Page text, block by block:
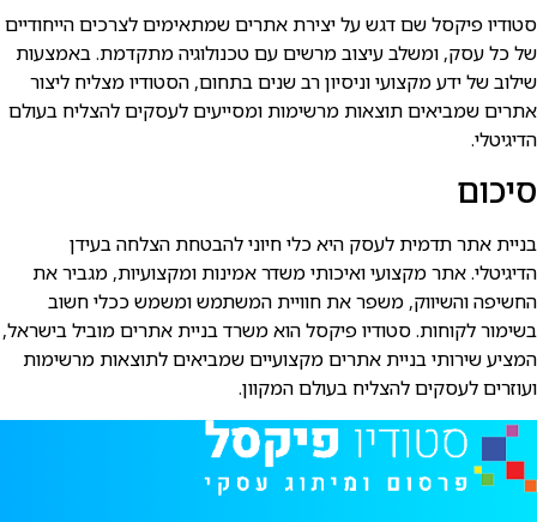
סטודיו פיקסל שם דגש על יצירת אתרים שמתאימים לצרכים הייחודיים
של כל עסק, ומשלב עיצוב מרשים עם טכנולוגיה מתקדמת. באמצעות
שילוב של ידע מקצועי וניסיון רב שנים בתחום, הסטודיו מצליח ליצור
אתרים שמביאים תוצאות מרשימות ומסייעים לעסקים להצליח בעולם
הדיגיטלי.
סיכום
בניית אתר תדמית לעסק היא כלי חיוני להבטחת הצלחה בעידן
הדיגיטלי. אתר מקצועי ואיכותי משדר אמינות ומקצועיות, מגביר את
החשיפה והשיווק, משפר את חוויית המשתמש ומשמש ככלי חשוב
בשימור לקוחות. סטודיו פיקסל הוא משרד בניית אתרים מוביל בישראל,
המציע שירותי בניית אתרים מקצועיים שמביאים לתוצאות מרשימות
ועוזרים לעסקים להצליח בעולם המקוון.